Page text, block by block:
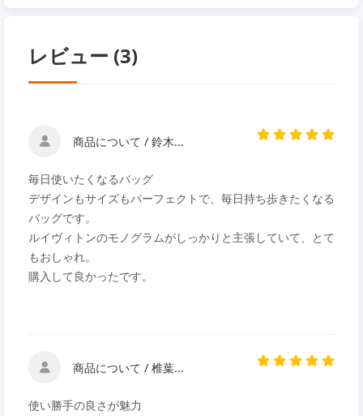
レビュー (3)
商品について / 鈴木...
毎日使いたくなるバッグ
デザインもサイズもパーフェクトで、毎日持ち歩きたくなる
バッグです。
ルイヴィトンのモノグラムがしっかりと主張していて、とて
もおしゃれ。
購入して良かったです。
商品について / 椎葉...
使い勝手の良さが魅力